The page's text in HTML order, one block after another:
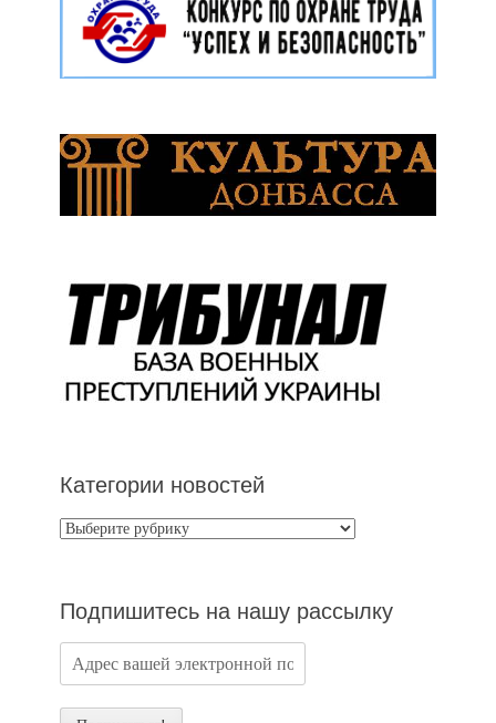
Категории новостей
Категории
Подпишитесь на нашу рассылку